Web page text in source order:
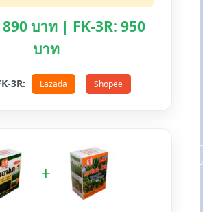
890 บาท | FK-3R: 950
บาท
3R: Lazada Shopee
+